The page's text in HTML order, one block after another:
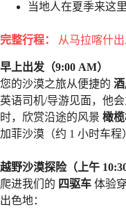
当地人在夏季来这
完整行程： 从马拉喀什
早上出发（9:00 AM）
您的沙漠之旅从便捷的
英语司机/导游见面，他
时，欣赏沿途的风景 橄
加菲沙漠（约 1 小时车程
越野沙漠探险（上午 10:30
爬进我们的 四驱车 体验
出色地：